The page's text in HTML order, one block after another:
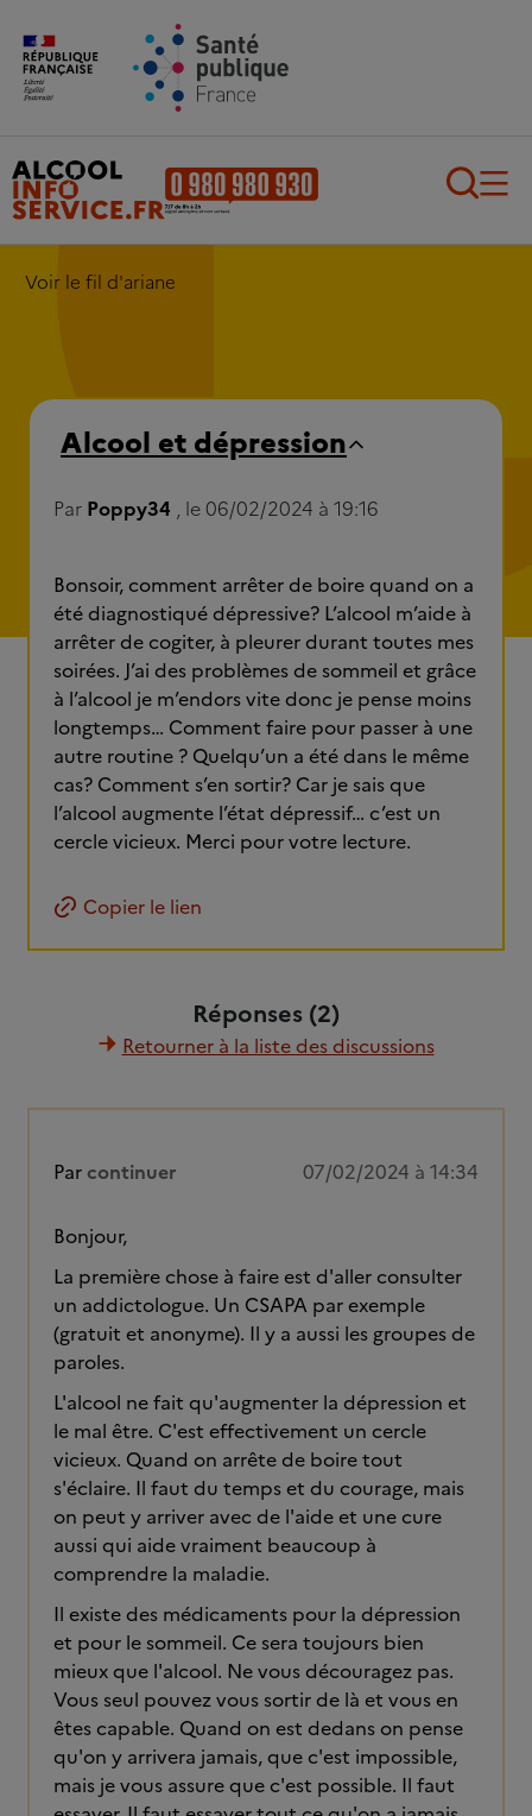
Aller au contenu principal
Voir le fil d'ariane
Alcool et dépression
Par Poppy34 , le 06/02/2024 à 19:16
Bonsoir, comment arrêter de boire quand on a
été diagnostiqué dépressive? L’alcool m’aide à
arrêter de cogiter, à pleurer durant toutes mes
soirées. J’ai des problèmes de sommeil et grâce
à l’alcool je m’endors vite donc je pense moins
longtemps… Comment faire pour passer à une
autre routine ? Quelqu’un a été dans le même
cas? Comment s’en sortir? Car je sais que
l’alcool augmente l’état dépressif… c’est un
cercle vicieux. Merci pour votre lecture.
Copier le lien
Réponses (2)
Retourner à la liste des discussions
Par continuer 07/02/2024 à 14:34
Bonjour,
La première chose à faire est d'aller consulter
un addictologue. Un CSAPA par exemple
(gratuit et anonyme). Il y a aussi les groupes de
paroles.
L'alcool ne fait qu'augmenter la dépression et
le mal être. C'est effectivement un cercle
vicieux. Quand on arrête de boire tout
s'éclaire. Il faut du temps et du courage, mais
on peut y arriver avec de l'aide et une cure
aussi qui aide vraiment beaucoup à
comprendre la maladie.
Il existe des médicaments pour la dépression
et pour le sommeil. Ce sera toujours bien
mieux que l'alcool. Ne vous découragez pas.
Vous seul pouvez vous sortir de là et vous en
êtes capable. Quand on est dedans on pense
qu'on y arrivera jamais, que c'est impossible,
mais je vous assure que c'est possible. Il faut